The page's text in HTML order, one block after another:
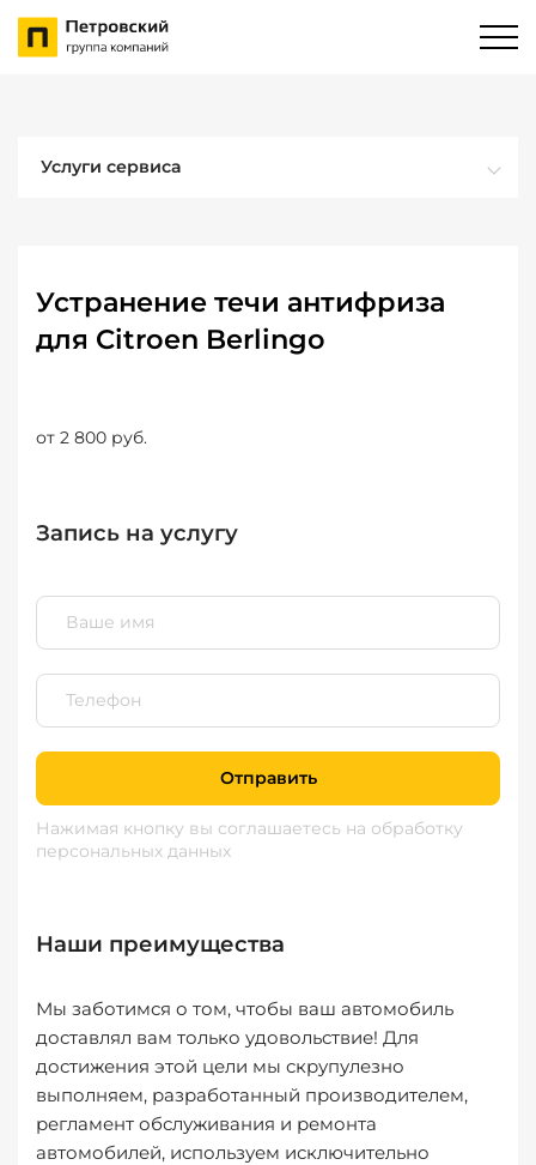
Услуги сервиса
Устранение течи антифриза
для Citroen Berlingo
от 2 800 руб.
Запись на услугу
Отправить
Нажимая кнопку вы соглашаетесь на обработку
персональных данных
Наши преимущества
Мы заботимся о том, чтобы ваш автомобиль
доставлял вам только удовольствие! Для
достижения этой цели мы скрупулезно
выполняем, разработанный производителем,
регламент обслуживания и ремонта
автомобилей, используем исключительно